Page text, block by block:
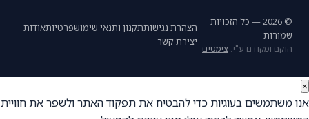
© 2026 — כל הזכויות
שמורות
הוקם ומקודם ע"י: צימטים
הצהרת נגישותתקנון ותנאי שימושפרטיותאודות
יצירת קשר
×
אנו משתמשים בעוגיות כדי להבטיח את תפקוד האתר ולשפר את חוויית